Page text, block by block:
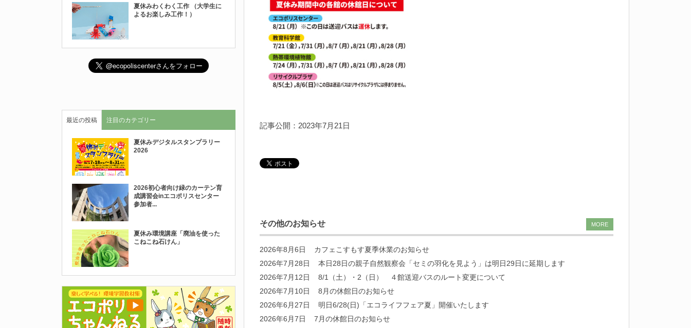
記事公開：2023年7月21日
その他のお知らせ
2026年8月6日
カフェこすもす夏季休業のお知らせ
2026年7月28日
本日28日の親子自然観察会「セミの羽化を見よう」は明日29日に延期します
2026年7月12日
8/1（土）・2（日） ４館送迎バスのルート変更について
2026年7月10日
8月の休館日のお知らせ
2026年6月27日
明日6/28(日)「エコライフフェア夏」開催いたします
2026年6月7日
7月の休館日のお知らせ
MORE
夏休みわくわく工作 （大学生に
よるお楽しみ工作！）
最近の投稿 注目のカテゴリー
夏休みデジタルスタンプラリー
2026
2026初心者向け緑のカーテン育
成講習会inエコポリスセンター
参加者...
夏休み環境講座「廃油を使った
こねこね石けん」